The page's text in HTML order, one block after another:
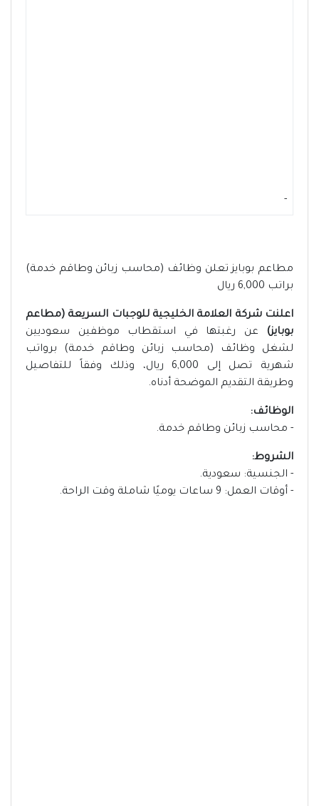
-
مطاعم بوبايز تعلن وظائف (محاسب زبائن وطاقم خدمة)
براتب 6,000 ريال
اعلنت شركة العلامة الخليجية للوجبات السريعة (مطاعم
بوبايز) عن رغبتها في استقطاب موظفين سعوديين
لشغل وظائف (محاسب زبائن وطاقم خدمة) برواتب
شهرية تصل إلى 6,000 ريال، وذلك وفقاً للتفاصيل
وطريقة التقديم الموضحة أدناه.
الوظائف:
- محاسب زبائن وطاقم خدمة.
الشروط:
- الجنسية: سعودية.
- أوقات العمل: 9 ساعات يوميًا شاملة وقت الراحة.